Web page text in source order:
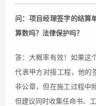
问：项目经理签字的结算
算数吗？法律保护吗？
答：大概率有效！如果这
代表甲方对接工程，他的
非公章，但在施工过程中
但建议同时收集任命书、